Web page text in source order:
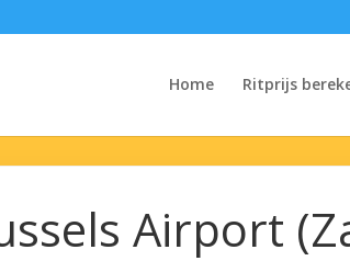
Home Ritprijs
Airport